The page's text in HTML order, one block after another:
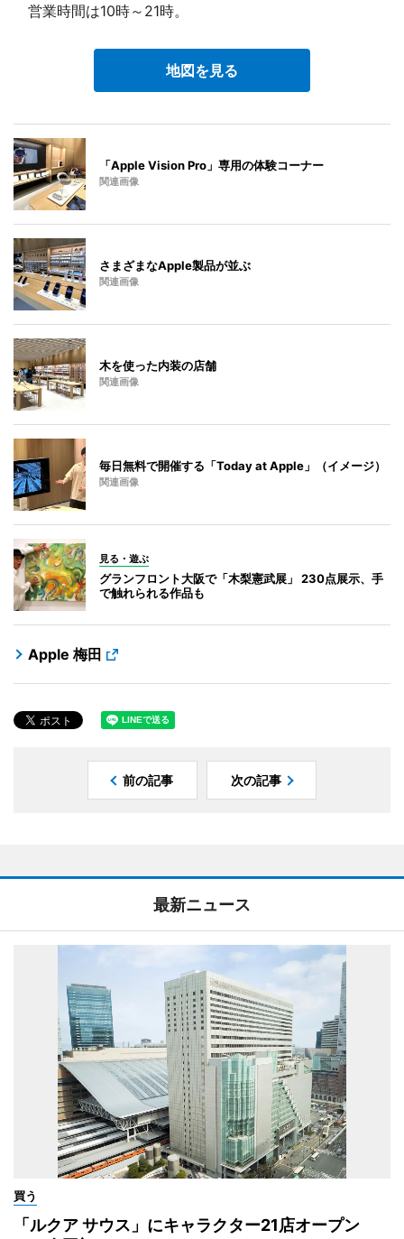
営業時間は10時～21時。
地図を見る
「Apple Vision Pro」専用の体験コーナー
関連画像
さまざまなApple製品が並ぶ
関連画像
木を使った内装の店舗
関連画像
毎日無料で開催する「Today at Apple」（イメージ）
関連画像
見る・遊ぶ
グランフロント大阪で「木梨憲武展」 230点展示、手
で触れられる作品も
Apple 梅田
前の記事 次の記事
最新ニュース
買う
「ルクア サウス」にキャラクター21店オープン